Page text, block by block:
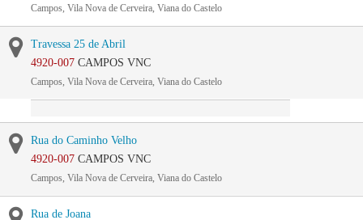
Campos, Vila Nova de Cerveira, Viana do Castelo
Travessa 25 de Abril
4920-007 CAMPOS VNC
Campos, Vila Nova de Cerveira, Viana do Castelo
Rua do Caminho Velho
4920-007 CAMPOS VNC
Campos, Vila Nova de Cerveira, Viana do Castelo
Rua de Joana